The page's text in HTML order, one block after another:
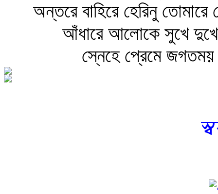
অন্তরে বাহিরে হেরিনু
আঁধারে আলোকে সুখে
স্নেহে প্রেমে